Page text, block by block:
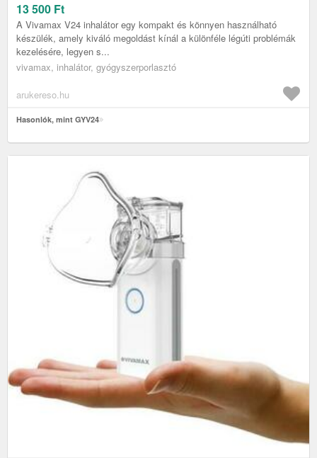
13 500 Ft
A Vivamax V24 inhalátor egy kompakt és könnyen használható
készülék, amely kiváló megoldást kínál a különféle légúti problémák
kezelésére, legyen s...
vivamax, inhalátor, gyógyszerporlasztó
arukereso.hu
Hasonlók, mint GYV24